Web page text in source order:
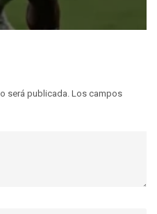
será publicada. Los campos